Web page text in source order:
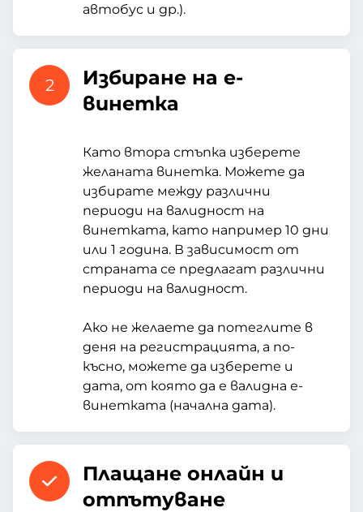
автобус и др.).
2
Избиране на е-
винетка
Като втора стъпка изберете
желаната винетка. Можете да
избирате между различни
периоди на валидност на
винетката, като например 10 дни
или 1 година. В зависимост от
страната се предлагат различни
периоди на валидност.
Ако не желаете да потеглите в
деня на регистрацията, а по-
късно, можете да изберете и
дата, от която да е валидна е-
винетката (начална дата).
Плащане онлайн и
отпътуване